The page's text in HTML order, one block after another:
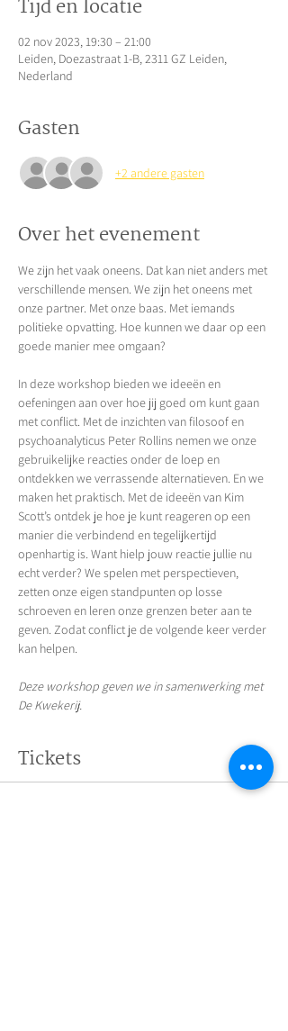
Tijd en locatie
02 nov 2023, 19:30 – 21:00
Leiden, Doezastraat 1-B, 2311 GZ Leiden,
Nederland
Gasten
+2 andere gasten
Over het evenement
We zijn het vaak oneens. Dat kan niet anders met
verschillende mensen. We zijn het oneens met
onze partner. Met onze baas. Met iemands
politieke opvatting. Hoe kunnen we daar op een
goede manier mee omgaan?
In deze workshop bieden we ideeën en
oefeningen aan over hoe jij goed om kunt gaan
met conflict. Met de inzichten van filosoof en
psychoanalyticus Peter Rollins nemen we onze
gebruikelijke reacties onder de loep en
ontdekken we verrassende alternatieven. En we
maken het praktisch. Met de ideeën van Kim
Scott’s ontdek je hoe je kunt reageren op een
manier die verbindend en tegelijkertijd
openhartig is. Want hielp jouw reactie jullie nu
echt verder? We spelen met perspectieven,
zetten onze eigen standpunten op losse
schroeven en leren onze grenzen beter aan te
geven. Zodat conflict je de volgende keer verder
kan helpen.
Deze workshop geven we in samenwerking met
De Kwekerij.
Tickets